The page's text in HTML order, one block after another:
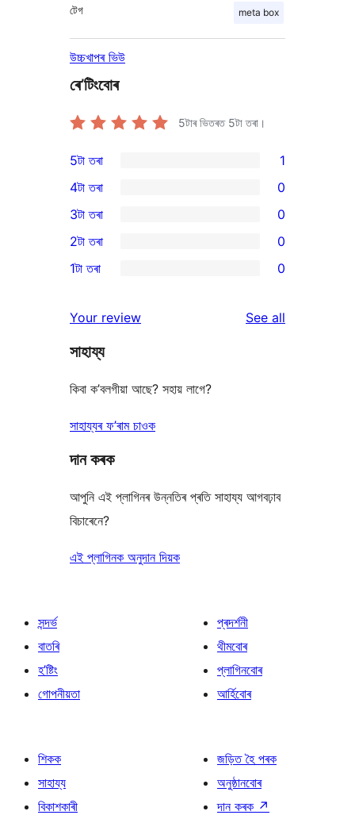
meta box
টেগ
উচ্চখাপৰ ভিউ
ৰে’টিংবোৰ
5টাৰ ভিতৰত 5টা তৰা।
1
5-
star
review
5টা তৰা 1
4-
star
reviews
4টা তৰা 0
0
3-
star
3টা তৰা 0
2-
reviews
2টা তৰা 0
star
reviews
1টা তৰা 0
Your review See all
সাহায্য
কিবা ক’বলগীয়া আছে? সহায় লাগে?
সাহায্যৰ ফ’ৰাম চাওক
দান কৰক
আপুনি এই প্লাগিনৰ উন্নতিৰ প্ৰতি সাহায্য আগবঢ়াব
বিচাৰেনে?
এই প্লাগিনক অনুদান দিয়ক
সন্দৰ্ভ
বাতৰি
হ’ষ্টিং
গোপনীয়তা
প্ৰদৰ্শনী
থীমবোৰ
প্লাগিনবোৰ
আৰ্হিবোৰ
শিকক
সাহায্য
বিকাশকাৰী
জড়িত হৈ পৰক
অনুষ্ঠানবোৰ
দান কৰক ↗